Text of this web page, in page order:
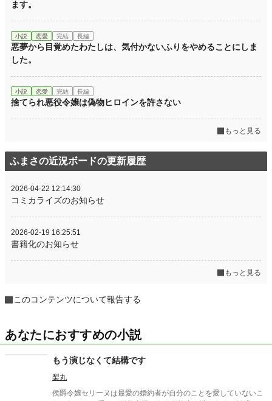
ます。
小説 恋愛 完結 長編
悪夢から目覚めたわたしは、気付かないふりをやめることにしま
した。
小説 恋愛 完結 長編
捨てられ悪役令嬢は偽物ヒロインを許さない
もっと見る
ふまさの近況ボードの更新履歴
2026-04-22 12:14:30
コミカライズのお知らせ
2026-02-19 16:25:51
書籍化のお知らせ
もっと見る
このコンテンツについて報告する
あなたにおすすめの小説
もう演じなくて結構です
梨丸
侯爵令嬢セリーヌは最愛の婚約者が自分のことを愛していないこ